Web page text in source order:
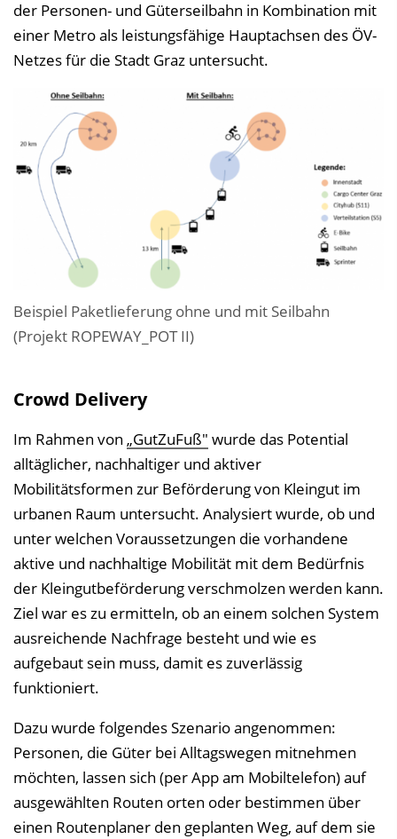
der Personen- und Güterseilbahn in Kombination mit
einer Metro als leistungsfähige Hauptachsen des ÖV-
Netzes für die Stadt Graz untersucht.
Beispiel Paketlieferung ohne und mit Seilbahn
(Projekt ROPEWAY_POT II)
Crowd Delivery
Im Rahmen von „GutZuFuß" wurde das Potential
alltäglicher, nachhaltiger und aktiver
Mobilitätsformen zur Beförderung von Kleingut im
urbanen Raum untersucht. Analysiert wurde, ob und
unter welchen Voraussetzungen die vorhandene
aktive und nachhaltige Mobilität mit dem Bedürfnis
der Kleingutbeförderung verschmolzen werden kann.
Ziel war es zu ermitteln, ob an einem solchen System
ausreichende Nachfrage besteht und wie es
aufgebaut sein muss, damit es zuverlässig
funktioniert.
Dazu wurde folgendes Szenario angenommen:
Personen, die Güter bei Alltagswegen mitnehmen
möchten, lassen sich (per App am Mobiltelefon) auf
ausgewählten Routen orten oder bestimmen über
einen Routenplaner den geplanten Weg, auf dem sie